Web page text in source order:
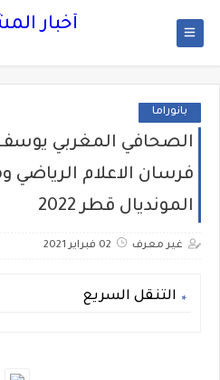
أخبار
بانوراما
الصحافي المغربي
فرسان الاعلام الرياضي
المونديال قطر 2022
غير معرف 02 فبراير 2021
التنقل السريع